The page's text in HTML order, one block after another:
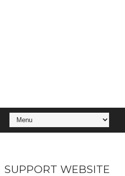
SUPPORT WEBSITE